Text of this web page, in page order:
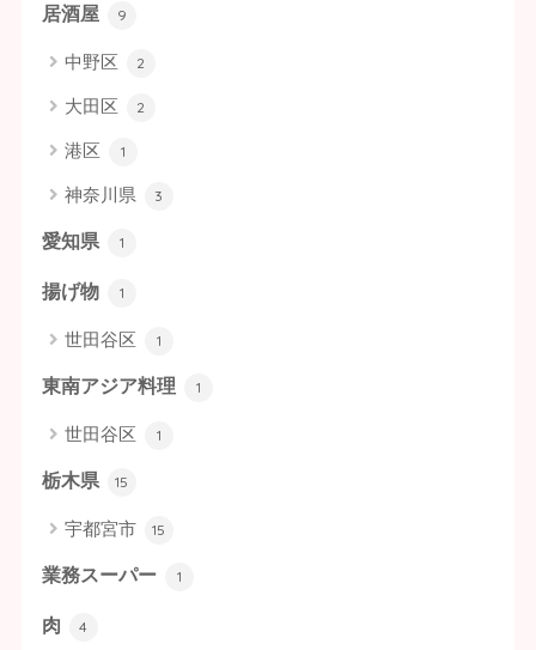
居酒屋 9
中野区 2
大田区 2
港区 1
神奈川県 3
愛知県 1
揚げ物 1
世田谷区 1
東南アジア料理 1
世田谷区 1
栃木県 15
宇都宮市 15
業務スーパー 1
肉 4